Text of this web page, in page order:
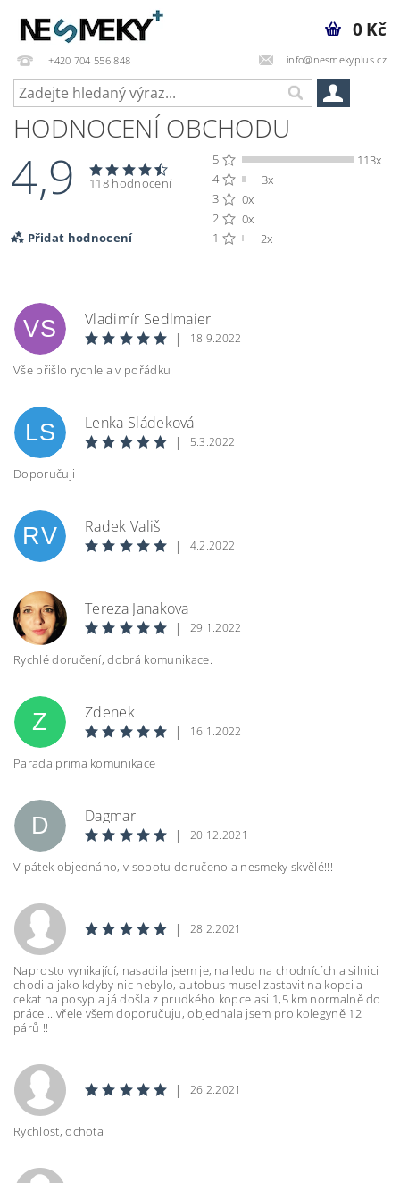
+420 704 556 848 info@nesmekyplus.cz
0 Kč
HODNOCENÍ OBCHODU
4,9 118 hodnocení
Přidat hodnocení
5
113x
4
3x
3
0x
2
0x
1
2x
Vložením hodnocení souhlasíte s
ochrany osobních údajů
BEZPEČNOSTNÍ KONTROLA
Opište text z obrázku
VS
Vladimír Sedlmaier
|
18.9.2022
Vše přišlo rychle a v pořádku
LS
Lenka Sládeková
|
5.3.2022
Doporučuji
RV
Radek Vališ
|
4.2.2022
TJ
Tereza Janakova
|
29.1.2022
Rychlé doručení, dobrá komunikace.
Z
Zdenek
|
16.1.2022
Parada prima komunikace
D
Dagmar
|
20.12.2021
V pátek objednáno, v sobotu doručeno a nesmeky skvělé!!!
| 28.2.2021
Naprosto vynikající, nasadila jsem je, na ledu na chodnících a silnici
chodila jako kdyby nic nebylo, autobus musel zastavit na kopci a
cekat na posyp a já došla z prudkého kopce asi 1,5 km normalně do
práce... vřele všem doporučuju, objednala jsem pro kolegyně 12
párů !!
| 26.2.2021
Rychlost, ochota